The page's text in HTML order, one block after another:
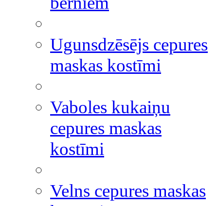
Ugunsdzēsējs cepures
maskas kostīmi
Vaboles kukaiņu
cepures maskas
kostīmi
Velns cepures maskas